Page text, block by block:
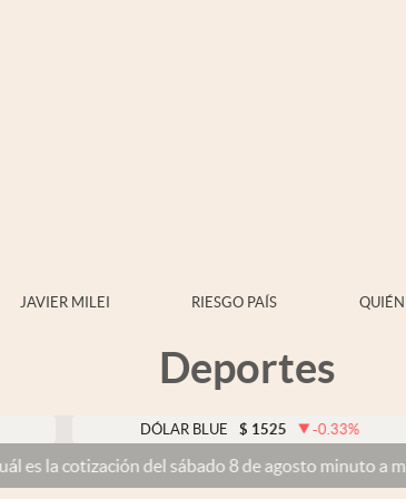
JAVIER MILEI RIESGO PAÍS QUIÉN
Deportes
DÓLAR BLUE $ 1525 -0.33 %
del sábado 8 de agosto minuto a minuto